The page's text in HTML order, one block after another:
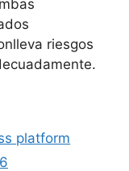
riesgos
platform